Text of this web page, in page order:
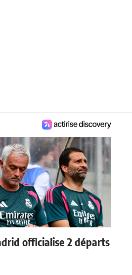
officialise 2 départs